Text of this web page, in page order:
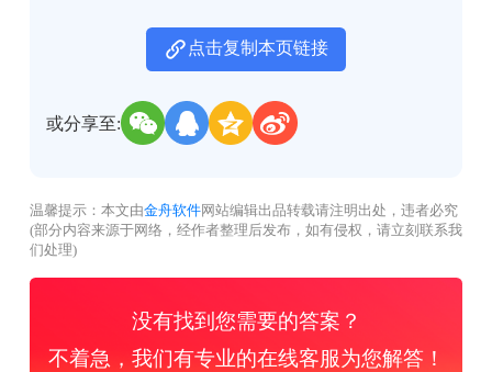
点击复制本页链接
或分享至:
温馨提示：本文由金舟软件网站编辑出品转载请注明出处，违者必究
(部分内容来源于网络，经作者整理后发布，如有侵权，请立刻联系我
们处理)
没有找到您需要的答案？
不着急，我们有专业的在线客服为您解答！